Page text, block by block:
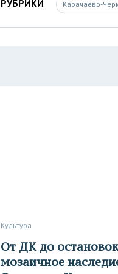
РУБРИКИ Карачаево-
Культура
От ДК до остановок:
мозаичное